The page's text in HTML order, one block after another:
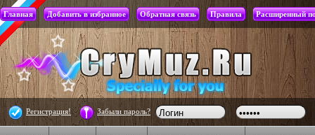
Главная Добавить в избранное Обратная связь Правила Расширенный
Регистрация! Забыли пароль?